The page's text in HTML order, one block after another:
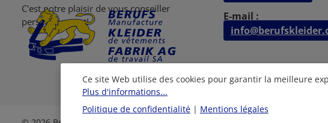
C'est notre plaisir de vous conseiller
personellement!
E-mail :
Ce site Web utilise des cookies pour garantir la meilleure
Plus d'informations...
Politique de confidentialité| Mentions légales